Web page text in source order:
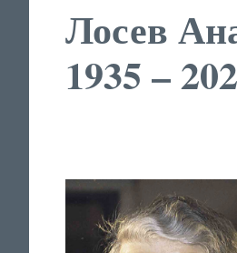
Лосев
1935 –